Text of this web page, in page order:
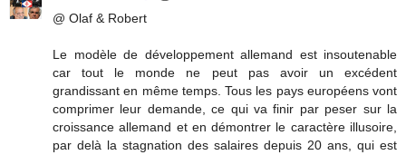
@ Olaf & Robert
Le modèle de développement allemand est insoutenable
car tout le monde ne peut pas avoir un excédent
grandissant en même temps. Tous les pays européens vont
comprimer leur demande, ce qui va finir par peser sur la
croissance allemand et en démontrer le caractère illusoire,
par delà la stagnation des salaires depuis 20 ans, qui est